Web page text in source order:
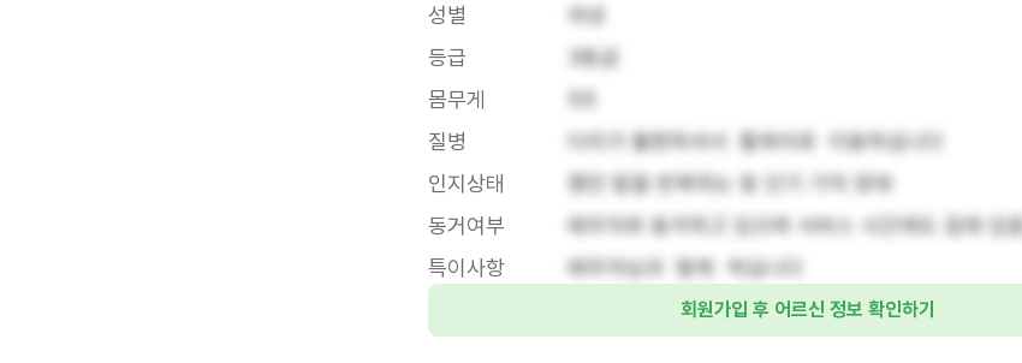
성별
여성
등급
3등급
몸무게
질병
다리가 불편하셔서  휠체어로  이동하십니다
인지상태
했던 말을 반복하는 등 단기 기억 장애
동거여부
배우자와 동거하고 있으며 서비스 시간에도 집에 있음
특이사항
배우자님과  함께  계십니다
회원가입 후 어르신 정보 확인하기